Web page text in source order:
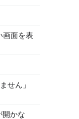
画面を表
せん」
開かな